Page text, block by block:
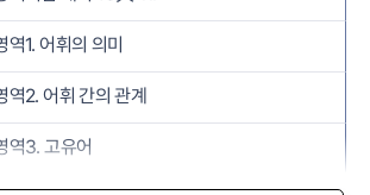
역1. 어휘의 의미
역2. 어휘 간의 관계
역3. 고유어